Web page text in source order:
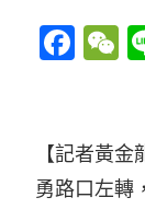
【記者黃
勇路口左轉